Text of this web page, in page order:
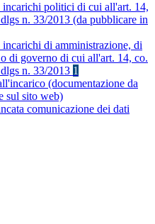
politici di cui all'art. 14,
n. 33/2013 (da pubblicare in
di amministrazione, di
di governo di cui all'art. 14, co.
n. 33/2013 1
(documentazione da
sul sito web)
comunicazione dei dati